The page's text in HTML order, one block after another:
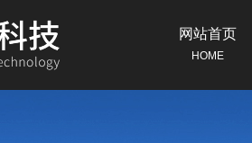
网站首页
HOME